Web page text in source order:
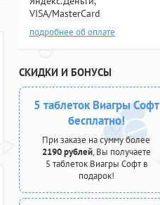
VISA/MasterCard
подробнее об оплате
СКИДКИ И БОНУСЫ
5 таблеток Виагры Софт
бесплатно!
При заказе на сумму более
2190 рублей, Вы получаете
5 таблеток Виагры Софт в
подарок!